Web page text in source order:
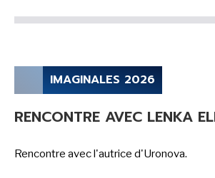
IMAGINALES 2026
RENCONTRE AVEC LENKA
Rencontre avec l'autrice d'Uronova.